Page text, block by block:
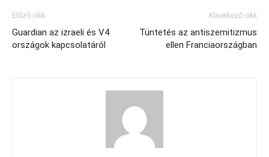
Előző cikk
Guardian az izraeli és V4
országok kapcsolatáról
Következő cikk
Tüntetés az antiszemitizmus
ellen Franciaországban